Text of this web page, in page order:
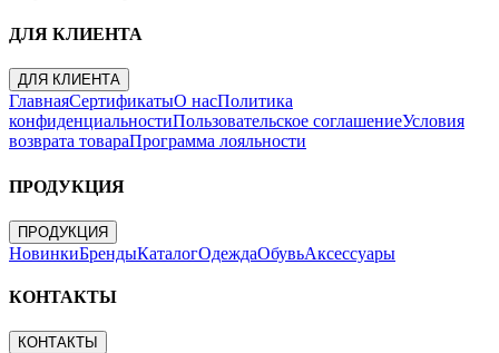
ДЛЯ КЛИЕНТА
ДЛЯ КЛИЕНТА
ГлавнаяСертификатыО насПолитика
конфиденциальностиПользовательское соглашениеУсловия
возврата товараПрограмма лояльности
ПРОДУКЦИЯ
ПРОДУКЦИЯ
НовинкиБрендыКаталогОдеждаОбувьАксессуары
КОНТАКТЫ
КОНТАКТЫ